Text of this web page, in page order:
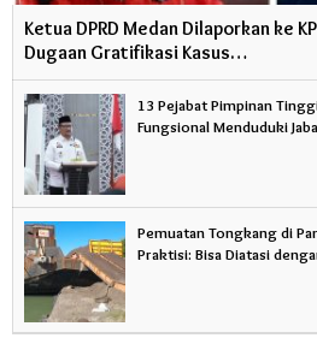
Ketua DPRD Medan Dilaporkan ke
Dugaan Gratifikasi Kasus…
13 Pejabat Pimpinan
Fungsional Menduduki
Pemuatan Tongkang di
Praktisi: Bisa Diatasi